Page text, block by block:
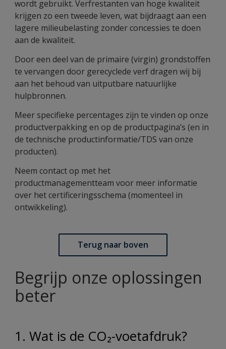
wordt gebruikt. Verfrestanten van hoge kwaliteit
krijgen zo een tweede leven, wat bijdraagt aan een
lagere milieubelasting zonder concessies te doen
aan de kwaliteit.
Door een deel van de primaire (virgin) grondstoffen
te vervangen door gerecyclede verf dragen wij bij
aan het behoud van uitputbare natuurlijke
hulpbronnen.
Meer specifieke percentages zijn te vinden op onze
productverpakking en op de productpagina’s (en in
de technische productinformatie/TDS van onze
producten).
Neem contact op met het
productmanagementteam voor meer informatie
over het certificeringsschema (momenteel in
ontwikkeling).
Terug naar boven
Begrijp onze oplossingen
beter
1. Wat is de CO₂-voetafdruk?